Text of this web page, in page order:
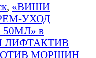
, «ВИШИ
УХОД
в
ЛИФТАКТИВ
МОРЩИН